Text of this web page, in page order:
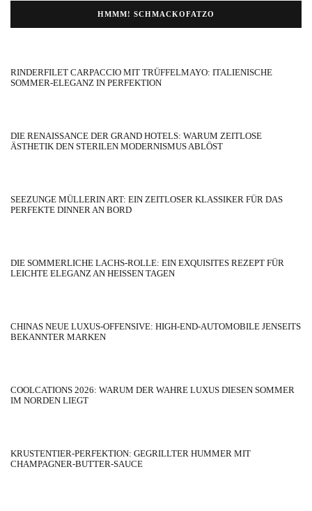
HMMM! SCHMACKOFATZO
RINDERFILET CARPACCIO MIT TRÜFFELMAYO: ITALIENISCHE
SOMMER-ELEGANZ IN PERFEKTION
DIE RENAISSANCE DER GRAND HOTELS: WARUM ZEITLOSE
ÄSTHETIK DEN STERILEN MODERNISMUS ABLÖST
SEEZUNGE MÜLLERIN ART: EIN ZEITLOSER KLASSIKER FÜR DAS
PERFEKTE DINNER AN BORD
DIE SOMMERLICHE LACHS-ROLLE: EIN EXQUISITES REZEPT FÜR
LEICHTE ELEGANZ AN HEISSEN TAGEN
CHINAS NEUE LUXUS-OFFENSIVE: HIGH-END-AUTOMOBILE JENSEITS
BEKANNTER MARKEN
COOLCATIONS 2026: WARUM DER WAHRE LUXUS DIESEN SOMMER
IM NORDEN LIEGT
KRUSTENTIER-PERFEKTION: GEGRILLTER HUMMER MIT
CHAMPAGNER-BUTTER-SAUCE